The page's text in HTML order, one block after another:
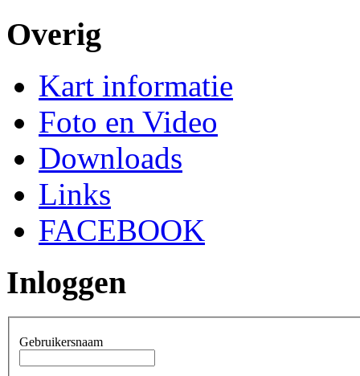
Overig
Kart informatie
Foto en Video
Downloads
Links
FACEBOOK
Inloggen
Gebruikersnaam